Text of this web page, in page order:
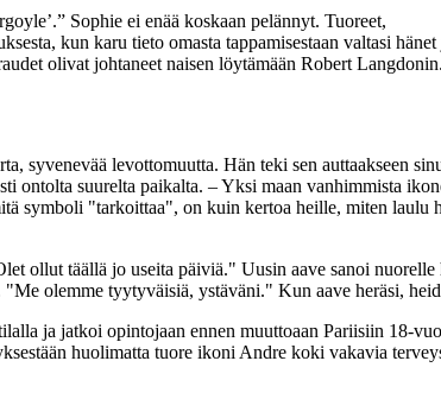
Sophie ei enää koskaan pelännyt. Tuoreet,
kun karu tieto omasta tappamisestaan ​​valtasi
olivat johtaneet naisen löytämään Robert
syvenevää levottomuutta. Hän teki sen auttaakseen
ontolta suurelta paikalta. – Yksi maan vanhimmista
symboli "tarkoittaa", on kuin kertoa heille, miten laulu
täällä jo useita päiviä." Uusin aave sanoi nuorelle
olemme tyytyväisiä, ystäväni." Kun aave heräsi,
ja jatkoi opintojaan ennen muuttoaan Pariisiin 18-
huolimatta tuore ikoni Andre koki vakavia